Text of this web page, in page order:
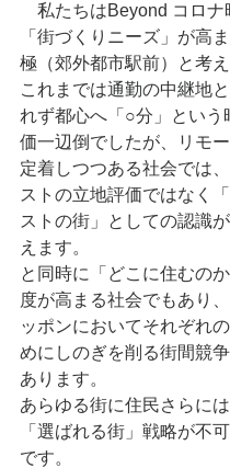
私たちはBeyond コロナ
「街づくりニーズ」が⾼
極（郊外都市駅前）と考え
これまでは通勤の中継地
れず都⼼へ「○分」という
価⼀辺倒でしたが、リモ
定着しつつある社会では
ストの⽴地評価ではなく
ストの街」としての認識
えます。
と同時に「どこに住むの
度が⾼まる社会でもあり
ッポンにおいてそれぞれ
めにしのぎを削る街間競
あります。
あらゆる街に住⺠さらに
「選ばれる街」戦略が不
です。